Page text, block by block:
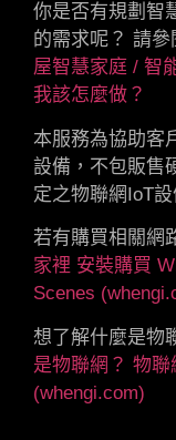
你是否有規劃智
的需求呢？ 請參
屋智慧家庭 / 智
我該怎麼做？
本服務為協助客
設備，不包販售
定之物聯網IoT
若有購買相關網
家裡 安裝購買
Scenes
想了解什麼是物
是物聯網？ 物
(whengi.com)